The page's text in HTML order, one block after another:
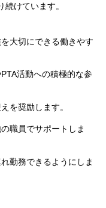
けています。
大切にできる働きやす
活動への積極的な参
を奨励します。
職員でサポートしま
勤務できるようにしま